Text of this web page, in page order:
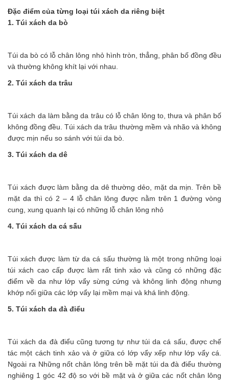
Đặc điểm của từng loại túi xách da riêng biệt
1. Túi xách da bò
Túi da bò có lỗ chân lông nhỏ hình tròn, thẳng, phân bố đồng đều
và thường không khít lại với nhau.
2. Túi xách da trâu
Túi xách da làm bằng da trâu có lỗ chân lông to, thưa và phân bố
không đồng đều. Túi xách da trâu thường mềm và nhão và không
được mịn nếu so sánh với túi da bò.
3. Túi xách da dê
Túi xách được làm bằng da dê thường dẻo, mặt da mịn. Trên bề
mặt da thì có 2 – 4 lỗ chân lông được nằm trên 1 đường vòng
cung, xung quanh lại có những lỗ chân lông nhỏ
4. Túi xách da cá sấu
Túi xách được làm từ da cá sấu thường là một trong những loại
túi xách cao cấp được làm rất tinh xảo và cũng có những đặc
điểm về da như lớp vẩy sừng cứng và không linh động nhưng
khớp nối giữa các lớp vẩy lại mềm mại và khá linh động.
5. Túi xách da đà điểu
Túi xách da đà điểu cũng tương tự như túi da cá sấu, được chế
tác một cách tinh xảo và ở giữa có lớp vẩy xếp như lớp vẩy cá.
Ngoài ra Những nốt chân lông trên bề mặt túi da đà điểu thường
nghiêng 1 góc 42 độ so với bề mặt và ở giữa các nốt chân lông